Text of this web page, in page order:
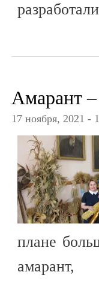
Амарант
17 ноября, 2021 -
плане